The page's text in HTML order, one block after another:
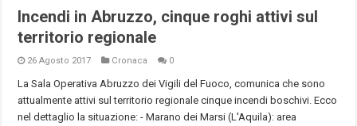
Incendi in Abruzzo, cinque roghi attivi sul
territorio regionale
26 Agosto 2017 Cronaca 0
La Sala Operativa Abruzzo dei Vigili del Fuoco, comunica che sono
attualmente attivi sul territorio regionale cinque incendi boschivi. Ecco
nel dettaglio la situazione: - Marano dei Marsi (L'Aquila): area